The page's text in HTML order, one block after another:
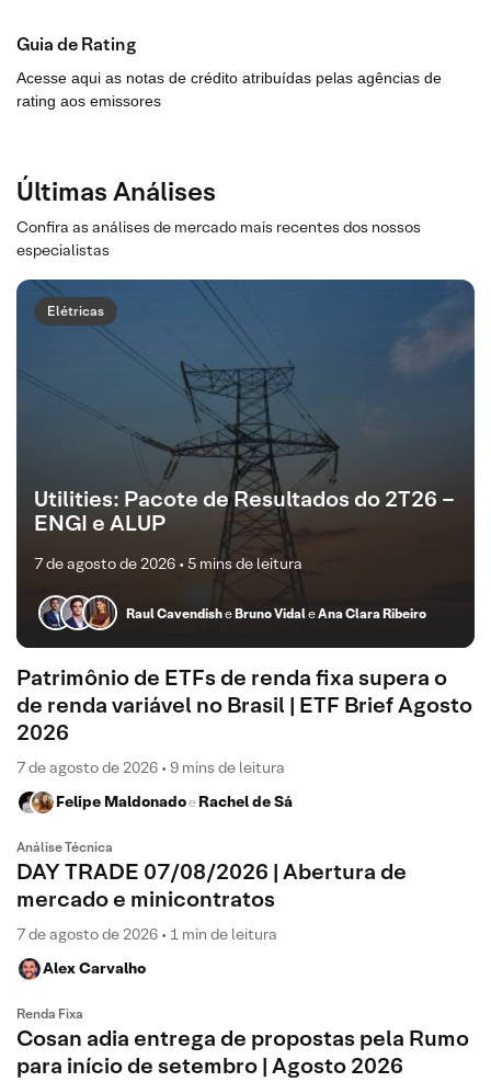
Guia de Rating
Acesse aqui as notas de crédito atribuídas pelas agências de
rating aos emissores
Últimas Análises
Confira as análises de mercado mais recentes dos nossos
especialistas
Elétricas
Utilities: Pacote de Resultados do 2T26 –
ENGI e ALUP
7 de agosto de 2026 • 5 mins de leitura
Raul CavendisheBruno VidaleAna Clara Ribeiro
Patrimônio de ETFs de renda fixa supera o
de renda variável no Brasil | ETF Brief Agosto
2026
7 de agosto de 2026 • 9 mins de leitura
Felipe Maldonadoe Rachel de Sá
Análise Técnica
DAY TRADE 07/08/2026 | Abertura de
mercado e minicontratos
7 de agosto de 2026 • 1 min de leitura
Alex Carvalho
Renda Fixa
Cosan adia entrega de propostas pela Rumo
para início de setembro | Agosto 2026